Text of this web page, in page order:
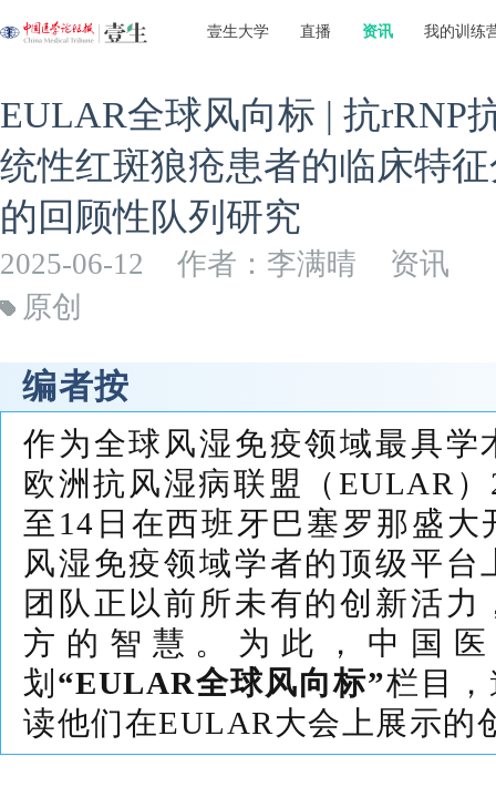
壹生大学 直播 资讯 我的训练
EULAR全球风向标 | 抗rRNP
统性红斑狼疮患者的临床特
的回顾性队列研究
2025-06-12 作者：李满晴
资讯
原创
编者按
作为全球风湿免疫领域最具学
欧洲抗风湿病联盟（EULAR
至14日在西班牙巴塞罗那盛
风湿免疫领域学者的顶级平
团队正以前所未有的创新活
方的智慧。为此，中国
划 “EULAR全球风向标”栏目
读他们在EULAR大会上展示的